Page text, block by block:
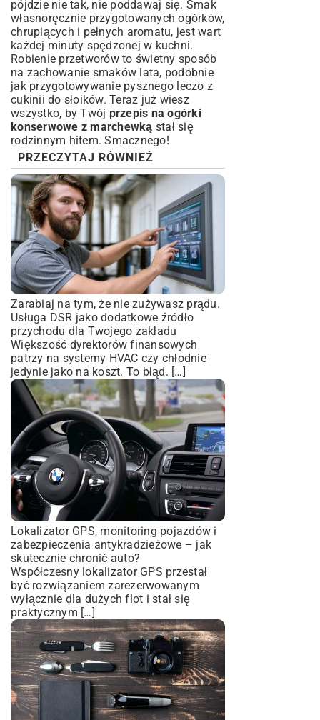
pójdzie nie tak, nie poddawaj się. Smak
własnoręcznie przygotowanych ogórków,
chrupiących i pełnych aromatu, jest wart
każdej minuty spędzonej w kuchni.
Robienie przetworów to świetny sposób
na zachowanie smaków lata, podobnie
jak przygotowywanie pysznego leczo z
cukinii do słoików. Teraz już wiesz
wszystko, by Twój przepis na ogórki
konserwowe z marchewką stał się
rodzinnym hitem. Smacznego!
PRZECZYTAJ RÓWNIEŻ
Zarabiaj na tym, że nie zużywasz prądu.
Usługa DSR jako dodatkowe źródło
przychodu dla Twojego zakładu
Większość dyrektorów finansowych
patrzy na systemy HVAC czy chłodnie
jedynie jako na koszt. To błąd. […]
Lokalizator GPS, monitoring pojazdów i
zabezpieczenia antykradzieżowe – jak
skutecznie chronić auto?
Współczesny lokalizator GPS przestał
być rozwiązaniem zarezerwowanym
wyłącznie dla dużych flot i stał się
praktycznym […]